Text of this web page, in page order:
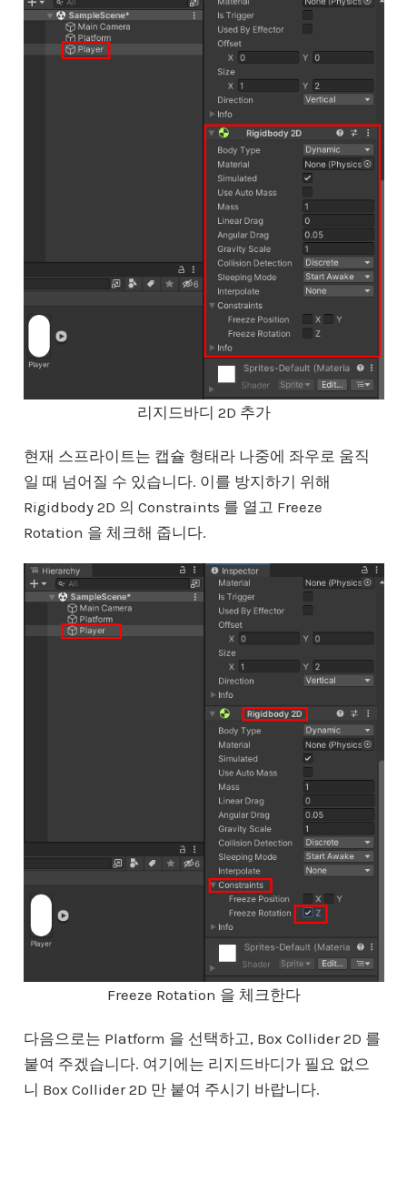
리지드바디 2D 추가
현재 스프라이트는 캡슐 형태라 나중에 좌우로 움직
일 때 넘어질 수 있습니다. 이를 방지하기 위해
Rigidbody 2D 의 Constraints 를 열고 Freeze
Rotation 을 체크해 줍니다.
Freeze Rotation 을 체크한다
다음으로는 Platform 을 선택하고, Box Collider 2D 를
붙여 주겠습니다. 여기에는 리지드바디가 필요 없으
니 Box Collider 2D 만 붙여 주시기 바랍니다.